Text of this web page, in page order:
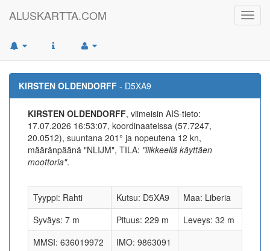
ALUSKARTTA.COM
KIRSTEN OLDENDORFF - D5XA9
KIRSTEN OLDENDORFF, viimeisin AIS-tieto:
17.07.2026 16:53:07, koordinaateissa (57.7247,
20.0512), suuntana 201° ja nopeutena 12 kn,
määränpäänä "NLIJM", TILA: "liikkeellä käyttäen
moottoria".
Tyyppi: Rahti Kutsu: D5XA9
Maa: Liberia
Syväys: 7 m
Pituus: 229 m
Leveys: 32 m
MMSI: 636019972
IMO: 9863091